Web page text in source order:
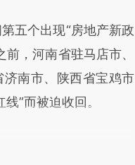
个出现“房地产新政
前，河南省驻马店市、
南市、陕西省宝鸡市
”而被迫收回。